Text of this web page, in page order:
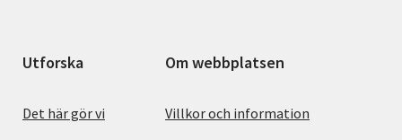
Utforska
Det här gör vi
Om webbplatsen
Villkor och information